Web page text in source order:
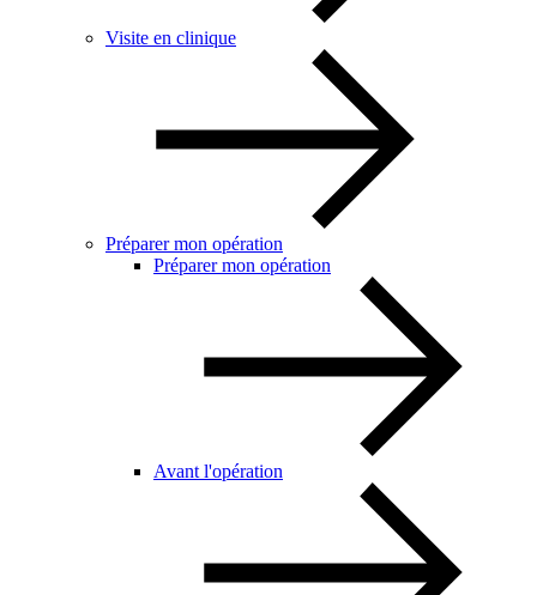
Visite en clinique
Préparer mon opération
Préparer mon opération
Avant l'opération